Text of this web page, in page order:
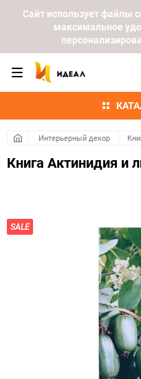
Cайт использует файлы
максимальное
Интерьерный декор
Книга Актинидия и
SALE